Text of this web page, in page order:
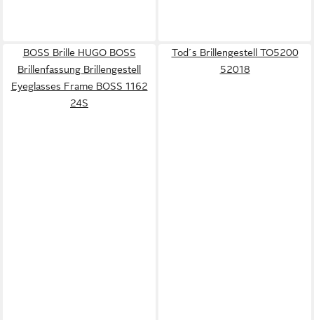
BOSS Brille HUGO BOSS
Brillenfassung Brillengestell
Eyeglasses Frame BOSS 1162
24S
Tod´s Brillengestell TO5200
52018